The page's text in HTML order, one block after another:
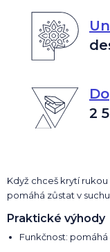
2
Když chceš krytí rukou
pomáhá zůstat v
Praktické výhody
Funkčnost: pomáhá